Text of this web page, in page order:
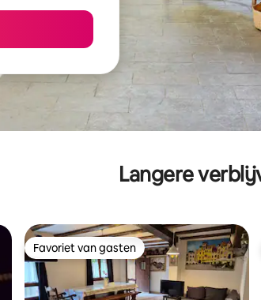
Langere
Favoriet van gasten
Favoriet van gasten